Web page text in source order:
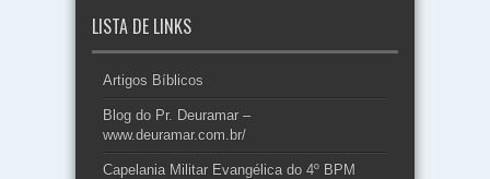
LISTA DE LINKS
Artigos Bíblicos
Blog do Pr. Deuramar –
www.deuramar.com.br/
Capelania Militar Evangélica do 4º BPM